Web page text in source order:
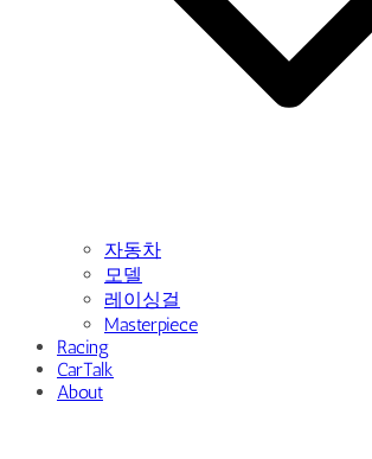
자동차
모델
레이싱걸
Masterpiece
Racing
CarTalk
About